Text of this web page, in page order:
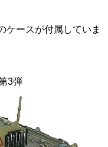
ケースが付属していま
3弾